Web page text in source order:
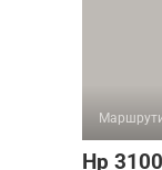
Hp